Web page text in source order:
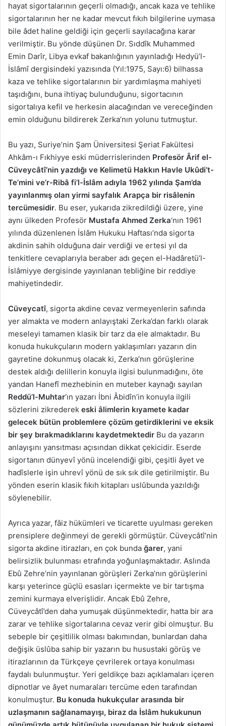
hayat sigortalarının geçerli olmadığı, ancak kaza ve tehlike
sigortalarının her ne kadar mevcut fıkıh bilgilerine uymasa
bile âdet haline geldiği için geçerli sayılacağına karar
verilmiştir. Bu yönde düşünen Dr. Sıddîk Muhammed
Emin Darîr, Libya evkaf bakanlığının yayınladığı Hedyü’l-
İslâmî dergisindeki yazısında (Yıl:1975, Sayı:6) bilhassa
kaza ve tehlike sigortalarının bir yardımlaşma mahiyeti
taşıdığını, buna ihtiyaç bulunduğunu, sigortacının
sigortalıya kefil ve herkesin alacağından ve vereceğinden
emin olduğunu bildirerek Zerka’nın yolunu tutmuştur.
Bu yazı, Suriye’nin Şam Üniversitesi Şeriat Fakültesi
Ahkâm-ı Fıkhiyye eski müderrislerinden Profesör Ârif el-
Cüveycâtî’nin yazdığı ve Kelimetü Hakkın Havle Ukûdi’t-
Te’mini ve’r-Ribâ fi’l-İslâm adıyla 1962 yılında Şam’da
yayınlanmış olan yirmi sayfalık Arapça bir risâlenin
tercümesidir. Bu eser, yukarıda zikredildiği üzere, yine
aynı ülkeden Profesör Mustafa Ahmed Zerka‘nın 1961
yılında düzenlenen İslâm Hukuku Haftası’nda sigorta
akdinin sahih olduğuna dair verdiği ve ertesi yıl da
tenkitlere cevaplarıyla beraber adı geçen el-Hadâretü’l-
İslâmiyye dergisinde yayınlanan tebliğine bir reddiye
mahiyetindedir.
Cüveycatî, sigorta akdine cevaz vermeyenlerin safında
yer almakta ve modern anlayıştaki Zerka’dan farklı olarak
meseleyi tamamen klasik bir tarz da ele almaktadır. Bu
konuda hukukçuların modern yaklaşımları yazarın din
gayretine dokunmuş olacak ki, Zerka’nın görüşlerine
destek aldığı delillerin konuyla ilgisi bulunmadığını, öte
yandan Hanefî mezhebinin en muteber kaynağı sayılan
Reddü’l-Muhtar‘ın yazarı İbni Âbidîn’in konuyla ilgili
sözlerini zikrederek eski âlimlerin kıyamete kadar
gelecek bütün problemlere çözüm getirdiklerini ve eksik
bir şey bırakmadıklarını kaydetmektedir Bu da yazarın
anlayışını yansıtması açısından dikkat çekicidir. Eserde
sigortanın dünyevî yönü incelendiği gibi, çeşitli âyet ve
hadîslerle işin uhrevî yönü de sık sık dile getirilmiştir. Bu
yönden eserin klasik fıkıh kitapları uslûbunda yazıldığı
söylenebilir.
Ayrıca yazar, fâiz hükümleri ve ticarette uyulması gereken
prensiplere değinmeyi de gerekli görmüştür. Cüveycâtî’nin
sigorta akdine itirazları, en çok bunda ğarer, yani
belirsizlik bulunması etrafında yoğunlaşmaktadır. Aslında
Ebû Zehre’nin yayınlanan görüşleri Zerka’nın görüşlerini
karşı yeterince güçlü esasları içermekte ve bir tartışma
zemini kurmaya elverişlidir. Ancak Ebû Zehre,
Cüveycâtî’den daha yumuşak düşünmektedir, hatta bir ara
zarar ve tehlike sigortalarına cevaz verir gibi olmuştur. Bu
sebeple bir çeşitlilik olması bakımından, bunlardan daha
değişik üslûba sahip bir yazarın bu husustaki görüş ve
itirazlarının da Türkçeye çevrilerek ortaya konulması
faydalı bulunmuştur. Yeri geldikçe bazı açıklamaları içeren
dipnotlar ve âyet numaraları tercüme eden tarafından
konulmuştur. Bu konuda hukukçular arasında bir
uzlaşmanın sağlanamayışı, biraz da İslâm hukukunun